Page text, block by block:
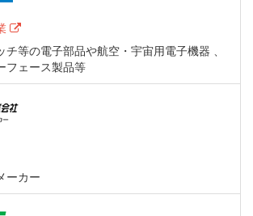
チ等の電子部品や航空・宇宙用電子機器 、
フェース製品等
ーカー